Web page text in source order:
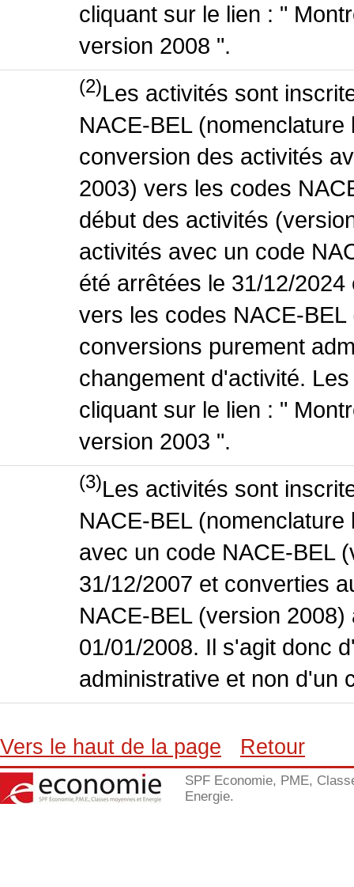
cliquant sur le lien : "
version 2008 ".
(2)Les activités sont
NACE-BEL
conversion des activités
2003) vers les codes
début des activités
activités avec un code
été arrêtées le 31/12/
vers les codes NACE-
conversions purement
changement d'activité.
cliquant sur le lien : "
version 2003 ".
(3)Les activités sont
NACE-BEL
avec un code NACE-BEL
31/12/2007 et converties
NACE-BEL (version
01/01/2008. Il s'agit donc
administrative et non d'un
Vers le haut de la page Retour
SPF Economie, PME,
Energie.